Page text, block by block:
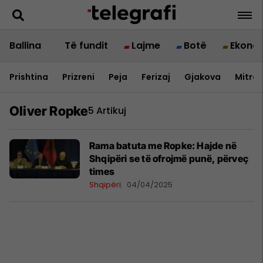
Ballina Të fundit Lajme Botë
Prishtina Prizreni Peja Ferizaj Gjakova
Oliver Ropke5 Artikuj
Rama batuta me Ropke: Hajde në
Shqipëri se të ofrojmë punë, përveç
times
Shqipëri 04/04/2025